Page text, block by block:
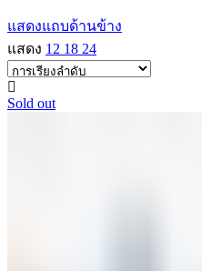
แสดงแถบด้านข้าง
แสดง 12 18 24
Sold out